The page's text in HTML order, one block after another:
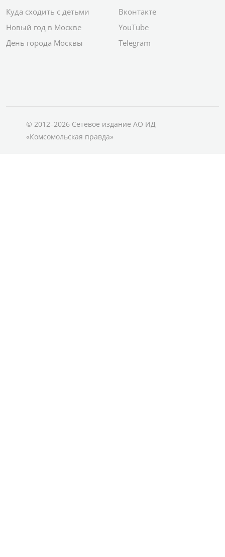
Куда сходить с детьми
Новый год в Москве
День города Москвы
Вконтакте
YouTube
Telegram
© 2012–2026 Сетевое издание АО ИД
«Комсомольская правда»